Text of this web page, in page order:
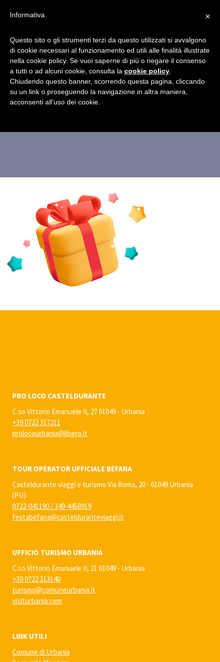
befana-casa-della-
befana-3
PRO LOCO CASTELDURANTE
C.so Vittorio Emanuele II, 27 61049 - Urbania
+39 0722 317211
prolocourbania@libero.it
TOUR OPERATOR UFFICIALE BEFANA
Casteldurante viaggi e turismo Via Roma, 20 - 61049 Urbania
(PU)
0722-041190 /349-4458919
festabefana@castelduranteviaggi.it
UFFICIO TURISMO URBANIA
C.so Vittorio Emanuele II, 21 61049 - Urbania
+39 0722 313140
turismo@comuneurbania.it
visiturbania.com
LINK UTILI
Comune di Urbania
×
Informativa
Questo sito o gli strumenti terzi da questo utilizzati si avvalgono
di cookie necessari al funzionamento ed utili alle finalità illustrate
nella cookie policy. Se vuoi saperne di più o negare il consenso
a tutti o ad alcuni cookie, consulta la cookie policy
Chiudendo questo banner, scorrendo questa pagina, cliccando
su un link o proseguendo la navigazione in altra maniera,
acconsenti all’uso dei cookie.